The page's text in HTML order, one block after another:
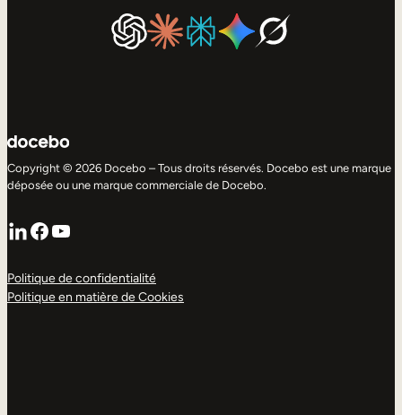
Copyright © 2026 Docebo – Tous droits réservés. Docebo est une marque
déposée ou une marque commerciale de Docebo.
LinkedIn
Facebook
YouTube
Politique de confidentialité
Politique en matière de Cookies